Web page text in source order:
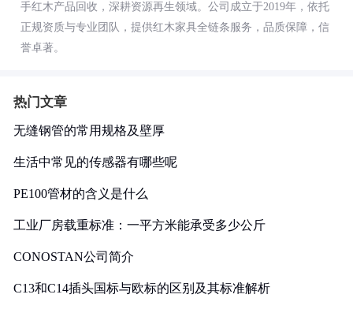
手红木产品回收，深耕资源再生领域。公司成立于2019年，依托
正规资质与专业团队，提供红木家具全链条服务，品质保障，信
誉卓著。
热门文章
无缝钢管的常用规格及壁厚
生活中常见的传感器有哪些呢
PE100管材的含义是什么
工业厂房载重标准：一平方米能承受多少公斤
CONOSTAN公司简介
C13和C14插头国标与欧标的区别及其标准解析